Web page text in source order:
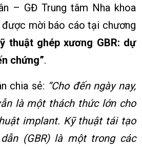
– GĐ Trung tâm Nha khoa
được mời báo cáo tại chương
thuật ghép xương GBR: dự
chứng”.
chia sẻ: “Cho đến ngày nay,
là một thách thức lớn cho
implant. Kỹ thuật tái tạo
(GBR) là một trong các